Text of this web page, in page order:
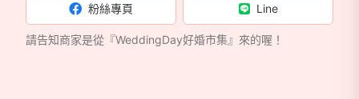
粉絲專頁 Line
請告知商家是從『WeddingDay好婚市集』來的喔！